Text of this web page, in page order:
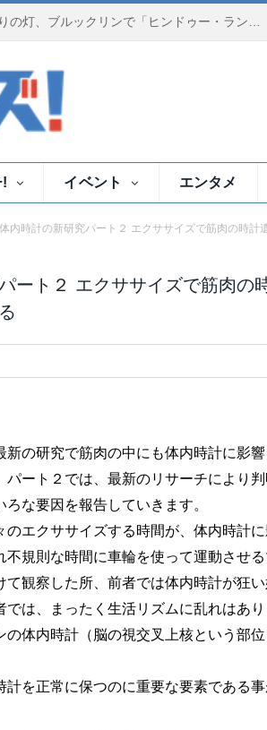
夕暮れのイースト川で祈りの灯、ブルックリンで「ヒンドゥー・ランプ・セレモニー」
! イベント エンタメ
体内時計の新研究パート２ エクササイズで筋肉の時
ート２ エクササイズで筋肉の
の研究で筋肉の中にも体内時計に影
ート２では、最新のリサーチにより
な要因を報告していきます。
のエクササイズする時間が、体内時計
規則な時間に車輪を使って運動させる
観察した所、前者では体内時計が狂
は、まったく生活リズムに乱れはあり
体内時計（脳の視交叉上核という部
を正常に保つのに重要な要素である